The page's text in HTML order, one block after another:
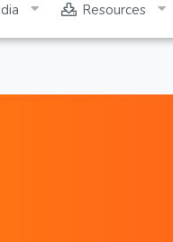
Resources